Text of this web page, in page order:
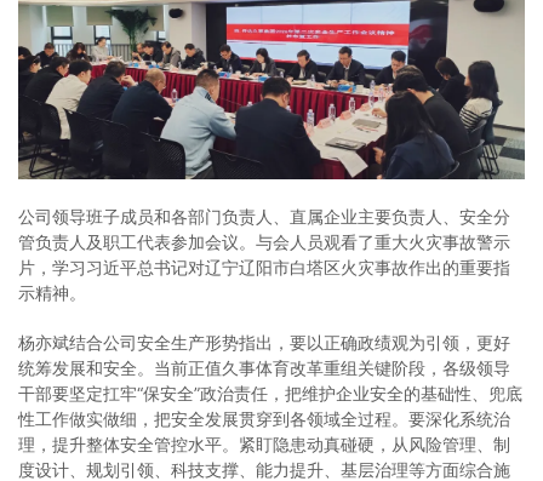
公司领导班子成员和各部门负责人、直属企业主要负责人、安全分
管负责人及职工代表参加会议。与会人员观看了重大火灾事故警示
片，学习习近平总书记对辽宁辽阳市白塔区火灾事故作出的重要指
示精神。
杨亦斌结合公司安全生产形势指出，要以正确政绩观为引领，更好
统筹发展和安全。当前正值久事体育改革重组关键阶段，各级领导
干部要坚定扛牢“保安全”政治责任，把维护企业安全的基础性、兜底
性工作做实做细，把安全发展贯穿到各领域全过程。要深化系统治
理，提升整体安全管控水平。紧盯隐患动真碰硬，从风险管理、制
度设计、规划引领、科技支撑、能力提升、基层治理等方面综合施